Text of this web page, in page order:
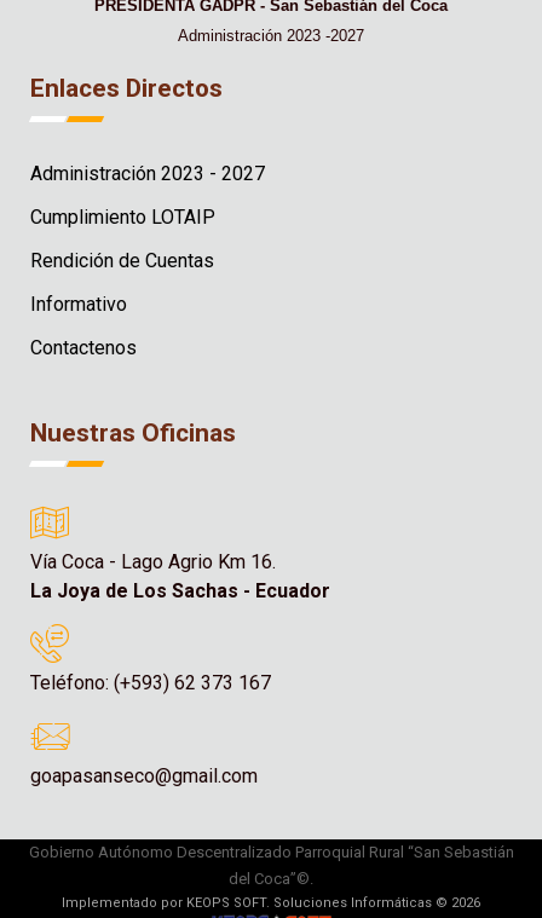
PRESIDENTA GADPR - San Sebastián del Coca
Administración 2023 -2027
Enlaces Directos
Administración 2023 - 2027
Cumplimiento LOTAIP
Rendición de Cuentas
Informativo
Contactenos
Nuestras Oficinas
Vía Coca - Lago Agrio Km 16.
La Joya de Los Sachas - Ecuador
Teléfono: (+593) 62 373 167
goapasanseco@gmail.com
Gobierno Autónomo Descentralizado Parroquial Rural “San Sebastián
del Coca”©.
Implementado por KEOPS SOFT. Soluciones Informáticas © 2026